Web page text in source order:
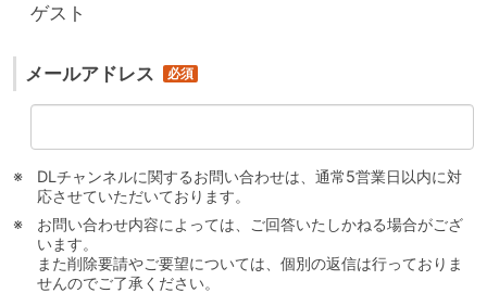
ゲスト
メールアドレス
DLチャンネルに関するお問い合わせは、通常5営業日以内に対
応させていただいております。
お問い合わせ内容によっては、ご回答いたしかねる場合がござ
います。
また削除要請やご要望については、個別の返信は行っておりま
せんのでご了承ください。